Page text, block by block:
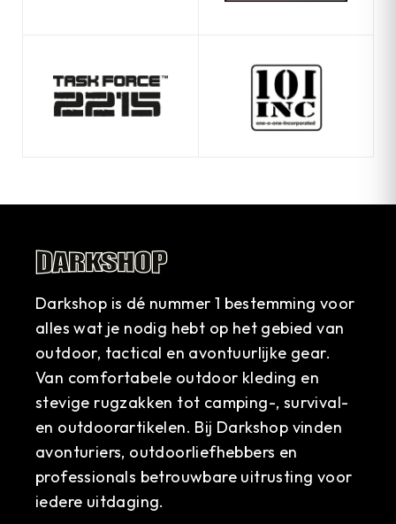
Darkshop is dé nummer 1 bestemming voor
alles wat je nodig hebt op het gebied van
outdoor, tactical en avontuurlijke gear.
Van comfortabele outdoor kleding en
stevige rugzakken tot camping-, survival-
en outdoorartikelen. Bij Darkshop vinden
avonturiers, outdoorliefhebbers en
professionals betrouwbare uitrusting voor
iedere uitdaging.